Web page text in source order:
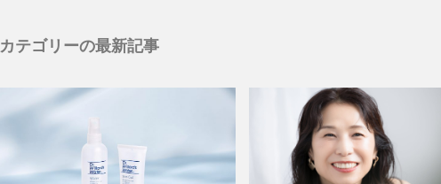
カテゴリーの最新記事